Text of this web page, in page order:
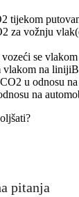
tijekom
za vožnju
se
vlakom na
u odnosu
na
pitanja